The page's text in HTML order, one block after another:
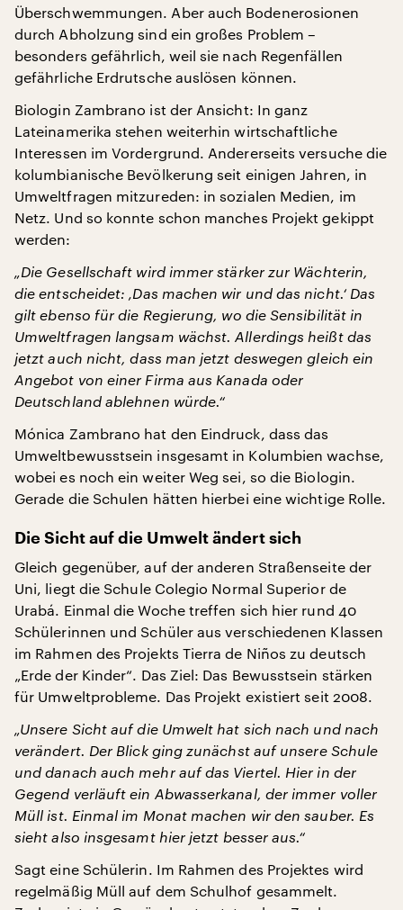
Überschwemmungen. Aber auch Bodenerosionen
durch Abholzung sind ein großes Problem –
besonders gefährlich, weil sie nach Regenfällen
gefährliche Erdrutsche auslösen können.
Biologin Zambrano ist der Ansicht: In ganz
Lateinamerika stehen weiterhin wirtschaftliche
Interessen im Vordergrund. Andererseits versuche die
kolumbianische Bevölkerung seit einigen Jahren, in
Umweltfragen mitzureden: in sozialen Medien, im
Netz. Und so konnte schon manches Projekt gekippt
werden:
„Die Gesellschaft wird immer stärker zur Wächterin,
die entscheidet: ‚Das machen wir und das nicht.‘ Das
gilt ebenso für die Regierung, wo die Sensibilität in
Umweltfragen langsam wächst. Allerdings heißt das
jetzt auch nicht, dass man jetzt deswegen gleich ein
Angebot von einer Firma aus Kanada oder
Deutschland ablehnen würde.“
Mónica Zambrano hat den Eindruck, dass das
Umweltbewusstsein insgesamt in Kolumbien wachse,
wobei es noch ein weiter Weg sei, so die Biologin.
Gerade die Schulen hätten hierbei eine wichtige Rolle.
Die Sicht auf die Umwelt ändert sich
Gleich gegenüber, auf der anderen Straßenseite der
Uni, liegt die Schule Colegio Normal Superior de
Urabá. Einmal die Woche treffen sich hier rund 40
Schülerinnen und Schüler aus verschiedenen Klassen
im Rahmen des Projekts Tierra de Niños zu deutsch
„Erde der Kinder“. Das Ziel: Das Bewusstsein stärken
für Umweltprobleme. Das Projekt existiert seit 2008.
„Unsere Sicht auf die Umwelt hat sich nach und nach
verändert. Der Blick ging zunächst auf unsere Schule
und danach auch mehr auf das Viertel. Hier in der
Gegend verläuft ein Abwasserkanal, der immer voller
Müll ist. Einmal im Monat machen wir den sauber. Es
sieht also insgesamt hier jetzt besser aus.“
Sagt eine Schülerin. Im Rahmen des Projektes wird
regelmäßig Müll auf dem Schulhof gesammelt.